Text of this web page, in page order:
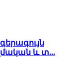
և տ...